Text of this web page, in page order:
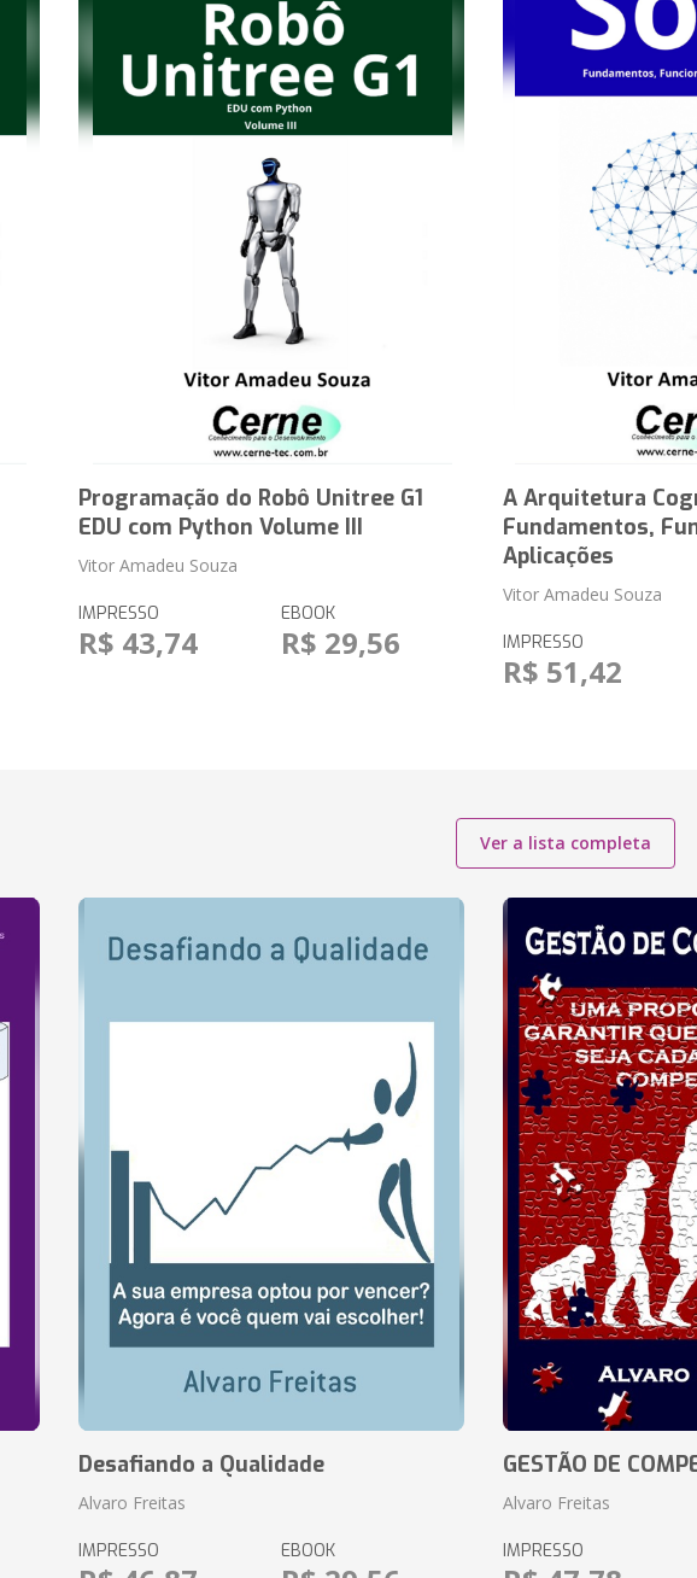
Programação do Robô Unitree G1
EDU com Python Volume III
Vitor Amadeu Souza
IMPRESSO
R$ 43,74
EBOOK
R$ 29,56
A Arquitetura
Fundamentos,
Aplicações
Vitor Amadeu Souza
IMPRESSO
R$ 51,42
Ver a lista completa
Desafiando a Qualidade
Alvaro Freitas
IMPRESSO EBOOK
GESTÃO DE
Alvaro Freitas
IMPRESSO